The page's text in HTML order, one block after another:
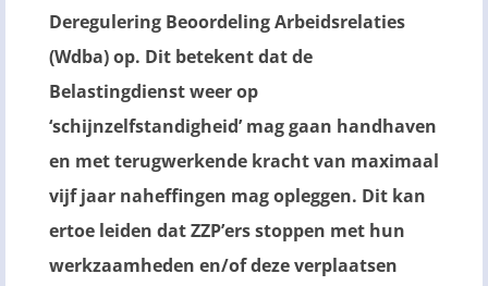
Deregulering Beoordeling Arbeidsrelaties
(Wdba) op. Dit betekent dat de
Belastingdienst weer op
‘schijnzelfstandigheid’ mag gaan handhaven
en met terugwerkende kracht van maximaal
vijf jaar naheffingen mag opleggen. Dit kan
ertoe leiden dat ZZP’ers stoppen met hun
werkzaamheden en/of deze verplaatsen